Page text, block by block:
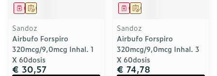
Op voorschrift
Geneesmiddel
Sandoz
Airbufo Forspiro
320mcg/9,0mcg Inhal. 1
X 60dosis
€ 30,57
Op voorschrift
Geneesmiddel
Sandoz
Airbufo Forspiro
320mcg/9,0mcg Inhal. 3
X 60dosis
€ 74,78